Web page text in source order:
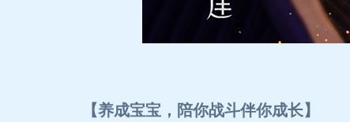
【养成宝宝，陪你战斗伴你成长】